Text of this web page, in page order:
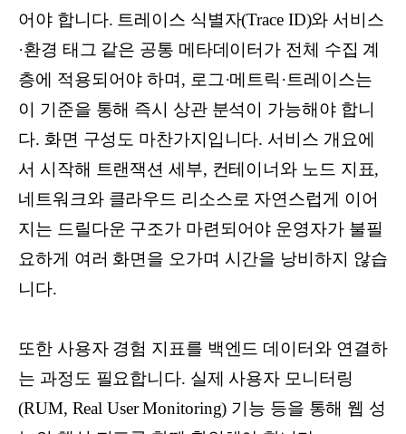
어야 합니다. 트레이스 식별자(Trace ID)와 서비스
·환경 태그 같은 공통 메타데이터가 전체 수집 계
층에 적용되어야 하며, 로그·메트릭·트레이스는
이 기준을 통해 즉시 상관 분석이 가능해야 합니
다. 화면 구성도 마찬가지입니다. 서비스 개요에
서 시작해 트랜잭션 세부, 컨테이너와 노드 지표,
네트워크와 클라우드 리소스로 자연스럽게 이어
지는 드릴다운 구조가 마련되어야 운영자가 불필
요하게 여러 화면을 오가며 시간을 낭비하지 않습
니다.
또한 사용자 경험 지표를 백엔드 데이터와 연결하
는 과정도 필요합니다. 실제 사용자 모니터링
(RUM, Real User Monitoring) 기능 등을 통해 웹 성